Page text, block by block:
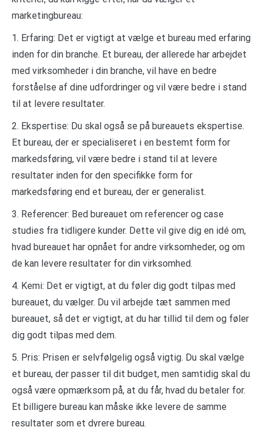
marketingbureau:
1. Erfaring: Det er vigtigt at vælge et bureau med erfaring
inden for din branche. Et bureau, der allerede har arbejdet
med virksomheder i din branche, vil have en bedre
forståelse af dine udfordringer og vil være bedre i stand
til at levere resultater.
2. Ekspertise: Du skal også se på bureauets ekspertise.
Et bureau, der er specialiseret i en bestemt form for
markedsføring, vil være bedre i stand til at levere
resultater inden for den specifikke form for
markedsføring end et bureau, der er generalist.
3. Referencer: Bed bureauet om referencer og case
studies fra tidligere kunder. Dette vil give dig en idé om,
hvad bureauet har opnået for andre virksomheder, og om
de kan levere resultater for din virksomhed.
4. Kemi: Det er vigtigt, at du føler dig godt tilpas med
bureauet, du vælger. Du vil arbejde tæt sammen med
bureauet, så det er vigtigt, at du har tillid til dem og føler
dig godt tilpas med dem.
5. Pris: Prisen er selvfølgelig også vigtig. Du skal vælge
et bureau, der passer til dit budget, men samtidig skal du
også være opmærksom på, at du får, hvad du betaler for.
Et billigere bureau kan måske ikke levere de samme
resultater som et dyrere bureau.